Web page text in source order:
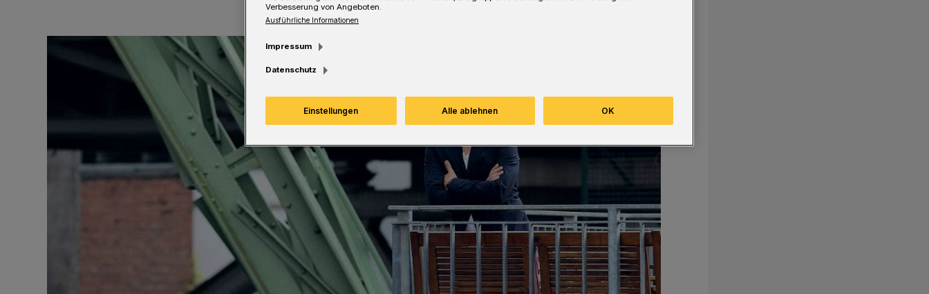
Verbesserung von Angeboten.
Ausführliche Informationen
Impressum
Datenschutz
Einstellungen Alle ablehnen OK